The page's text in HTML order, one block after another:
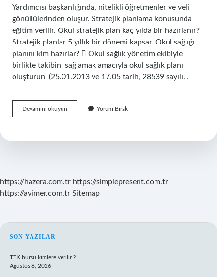
Yardımcısı başkanlığında, nitelikli öğretmenler ve veli
gönüllülerinden oluşur. Stratejik planlama konusunda
eğitim verilir. Okul stratejik plan kaç yılda bir hazırlanır?
Stratejik planlar 5 yıllık bir dönemi kapsar. Okul sağlığı
planını kim hazırlar?  Okul sağlık yönetim ekibiyle
birlikte takibini sağlamak amacıyla okul sağlık planı
oluşturun. (25.01.2013 ve 17.05 tarih, 28539 sayılı…
Devamını okuyun
Stratejik
Hazırlar
Yorum Bırak
https://hazera.com.tr https://simplepresent.com.tr
https://avimer.com.tr Sitemap
SIDEBAR
SON YAZILAR
TTK bursu kimlere verilir ?
Ağustos 8, 2026